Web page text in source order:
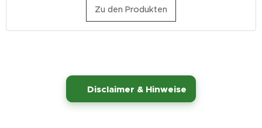
Zu den Produkten
Disclaimer & Hinweise